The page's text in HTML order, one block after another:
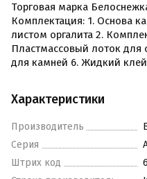
Торговая марка
Комплектация: 1. Основа
листом оргалита 2.
Пластмассовый лоток для
для камней 6. Жидкий клей
Характеристики
Производитель
Серия
Штрих код